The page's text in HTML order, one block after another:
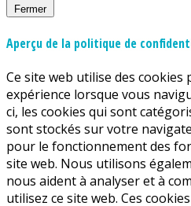
Fermer
Aperçu de la politique de
Ce site web utilise des
expérience lorsque vous
ci, les cookies qui sont
sont stockés sur votre
pour le fonctionnement des
site web. Nous utilisons
nous aident à analyser et à
utilisez ce site web. Ces